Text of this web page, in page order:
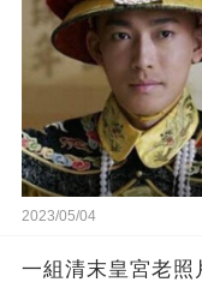
2023/05/04
一組清末皇宮老